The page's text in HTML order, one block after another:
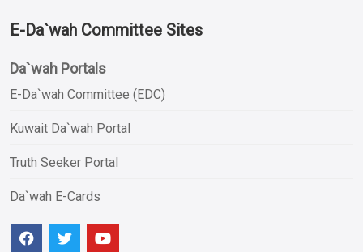
E-Da`wah Committee Sites
Da`wah Portals
E-Da`wah Committee (EDC)
Kuwait Da`wah Portal
Truth Seeker Portal
Da`wah E-Cards